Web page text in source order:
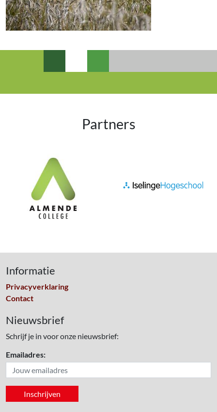
Partners
Informatie
Privacyverklaring
Contact
Nieuwsbrief
Schrijf je in voor onze nieuwsbrief:
Emailadres: